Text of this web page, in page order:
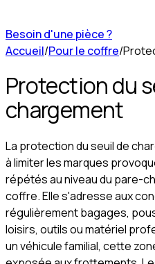
Besoin d'une pièce ?
Accueil/Pour le coffre/
Protection du
chargement
La protection du seuil de
à limiter les marques
répétés au niveau du pare-
coffre. Elle s'adresse aux
régulièrement bagages,
loisirs, outils ou matériel
un véhicule familial, cette